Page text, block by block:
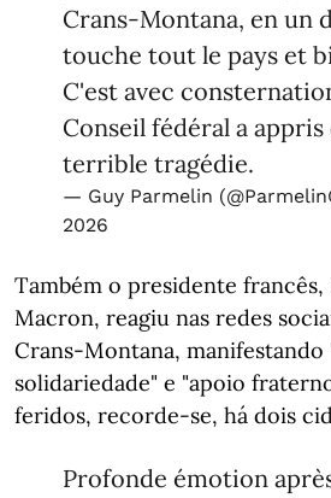
Crans-Montana, en un
touche tout le pays et
C'est avec
Conseil fédéral a
terrible tragédie.
— Guy Parmelin
2026
Também o presidente francês,
Macron, reagiu nas redes
Crans-Montana,
solidariedade" e "apoio
feridos, recorde-se, há dois
Profonde émotion